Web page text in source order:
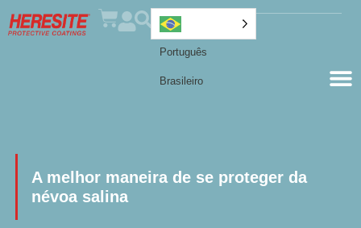
Português
Brasileiro
A melhor maneira de se proteger da
névoa salina